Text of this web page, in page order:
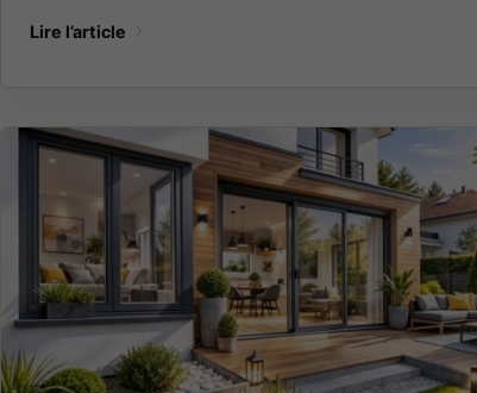
Lire l’article